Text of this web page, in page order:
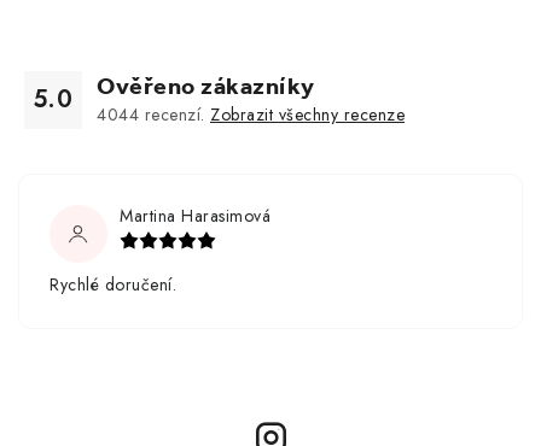
5.0 Ověřeno zákazníky
4044 recenzí. Zobrazit všechny recenze
Martina Harasimová
Rychlé doručení.